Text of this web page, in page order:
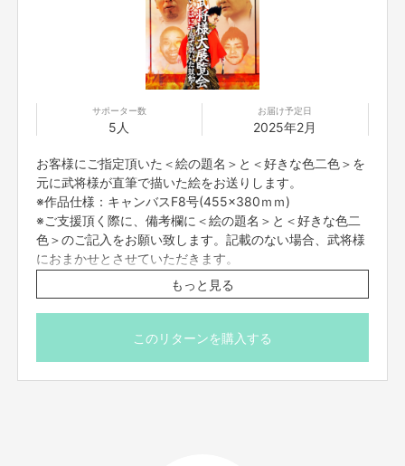
サポーター数
5人
お届け予定日
2025年2月
お客様にご指定頂いた＜絵の題名＞と＜好きな色二色＞を
元に武将様が直筆で描いた絵をお送りします。
※作品仕様：キャンバスF8号(455×380ｍｍ)
※ご支援頂く際に、備考欄に＜絵の題名＞と＜好きな色二
色＞のご記入をお願い致します。記載のない場合、武将様
におまかせとさせていただきます。
※送料込みの価格、海外への発送は対応しておりません。
もっと見る
このリターンを購入する